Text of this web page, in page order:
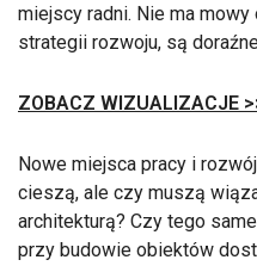
miejscy radni. Nie ma
strategii rozwoju, są
ZOBACZ WIZUALIZACJE
Nowe miejsca pracy i
cieszą, ale czy muszą
architekturą? Czy tego
przy budowie obiektów